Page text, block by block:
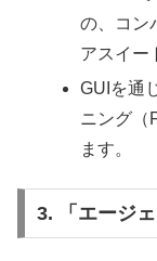
の、コン
アスイー
GUIを通
ニング（
ます。
3. 「エージ